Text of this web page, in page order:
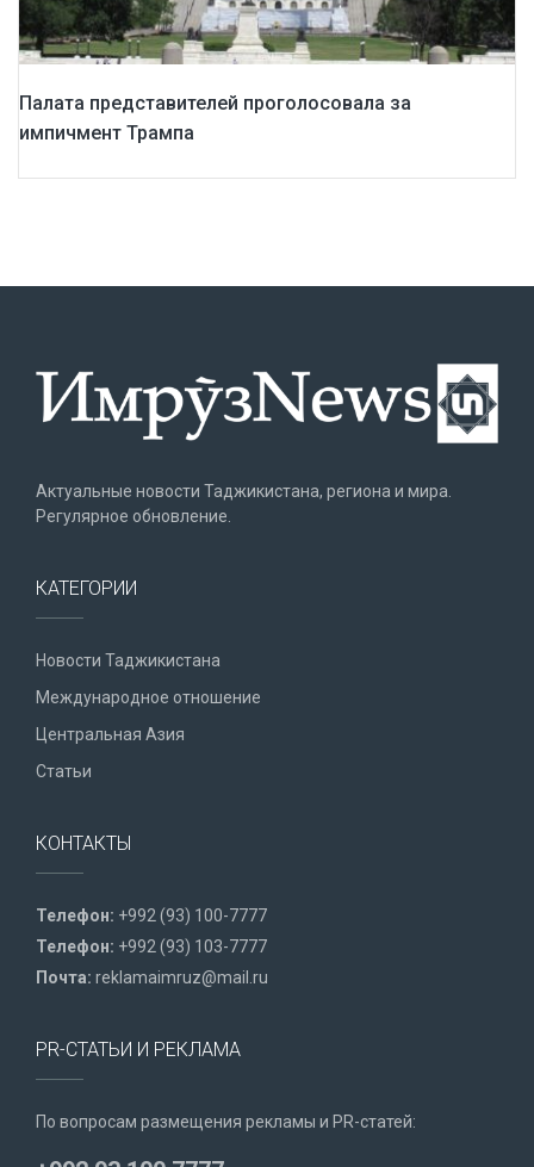
Палата представителей проголосовала за
импичмент Трампа
Актуальные новости Таджикистана, региона и мира.
Регулярное обновление.
КАТЕГОРИИ
Новости Таджикистана
Международное отношение
Центральная Азия
Статьи
КОНТАКТЫ
Телефон: +992 (93) 100-7777
Телефон: +992 (93) 103-7777
Почта: reklamaimruz@mail.ru
PR-СТАТЬИ И РЕКЛАМА
По вопросам размещения рекламы и PR-статей: